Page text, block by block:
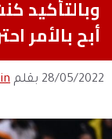
وبالتأكيد
أبح بالأمر
28/05/2022 بقلم